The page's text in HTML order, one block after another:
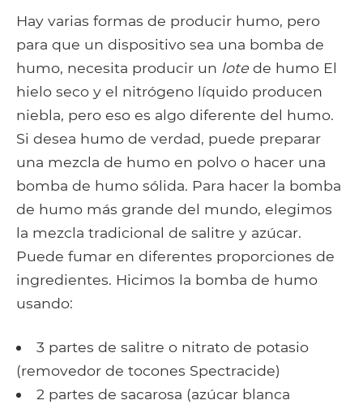
Hay varias formas de producir humo, pero
para que un dispositivo sea una bomba de
humo, necesita producir un lote de humo El
hielo seco y el nitrógeno líquido producen
niebla, pero eso es algo diferente del humo.
Si desea humo de verdad, puede preparar
una mezcla de humo en polvo o hacer una
bomba de humo sólida. Para hacer la bomba
de humo más grande del mundo, elegimos
la mezcla tradicional de salitre y azúcar.
Puede fumar en diferentes proporciones de
ingredientes. Hicimos la bomba de humo
usando:
3 partes de salitre o nitrato de potasio
(removedor de tocones Spectracide)
2 partes de sacarosa (azúcar blanca